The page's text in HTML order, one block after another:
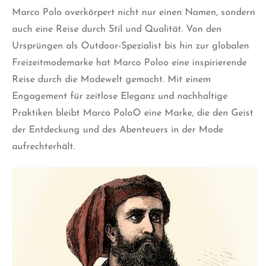
Marco Polo overkörpert nicht nur einen Namen, sondern
auch eine Reise durch Stil und Qualität. Von den
Ursprüngen als Outdoor-Spezialist bis hin zur globalen
Freizeitmodemarke hat Marco Poloo eine inspirierende
Reise durch die Modewelt gemacht. Mit einem
Engagement für zeitlose Eleganz und nachhaltige
Praktiken bleibt Marco PoloO eine Marke, die den Geist
der Entdeckung und des Abenteuers in der Mode
aufrechterhält.